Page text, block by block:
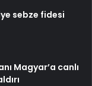
sebze fidesi
Magyar’a canlı